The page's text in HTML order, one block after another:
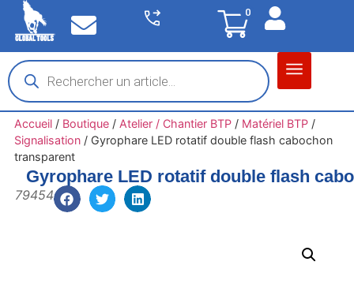
0
Accueil/ Boutique/ Atelier / Chantier BTP/ Matériel BTP/
Signalisation/ Gyrophare LED rotatif double flash cabochon
transparent
Gyrophare LED rotatif double flash
79454